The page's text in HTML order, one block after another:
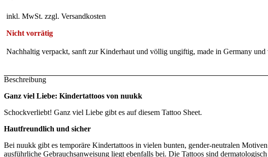
inkl. MwSt. zzgl. Versandkosten
Nicht vorrätig
Nachhaltig verpackt, sanft zur Kinderhaut und völlig ungiftig, made in Germany
Beschreibung
Ganz viel Liebe: Kindertattoos von nuukk
Schockverliebt! Ganz viel Liebe gibt es auf diesem Tattoo Sheet.
Hautfreundlich und sicher
Bei nuukk gibt es temporäre Kindertattoos in vielen bunten, gender-neutralen
ausführliche Gebrauchsanweisung liegt ebenfalls bei. Die Tattoos sind